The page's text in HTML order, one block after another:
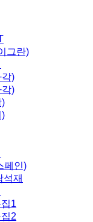
그란)
각)
각)
)
)
페인)
석재
1
2